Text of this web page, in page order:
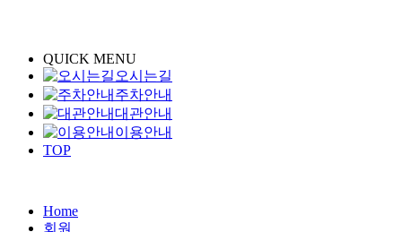
QUICK MENU
오시는길
주차안내
대관안내
이용안내
TOP
Home
회원